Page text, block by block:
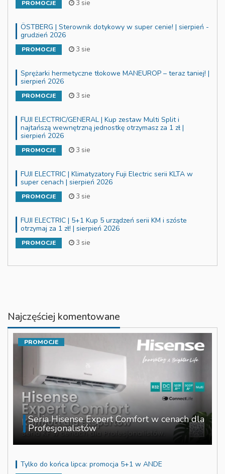
PROMOCJE 3 sie
ÖSTBERG | Sterownik dotykowy w super cenie! | sierpień -
grudzień 2026
PROMOCJE 3 sie
Sprężarki hermetyczne tłokowe MANEUROP – teraz taniej! |
sierpień 2026
PROMOCJE 3 sie
FUJI ELECTRIC/GENERAL | Kup zestaw Multi Split i
najtańszą wewnętrzną jednostkę otrzymasz za 1 zł |
sierpień 2026
PROMOCJE 3 sie
FUJI ELECTRIC | Klimatyzatory Fuji Electric serii KLTA w
super cenach | sierpień 2026
PROMOCJE 3 sie
FUJI ELECTRIC | 5+1 Kup 5 urządzeń serii KM i szóste
otrzymaj za 1 zł! | sierpień 2026
PROMOCJE 3 sie
Najczęściej komentowane
Seria Hisense Expert Comfort w cenach dla
Profesjonalistów
PROMOCJE
Tylko do końca lipca: promocja 5+1 w ANDE